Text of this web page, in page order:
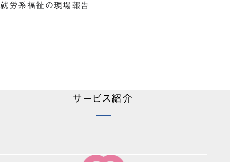
就労系福祉の現場報告
サービス紹介